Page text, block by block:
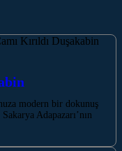
modern bir dokunuş
Adapazarı’nın